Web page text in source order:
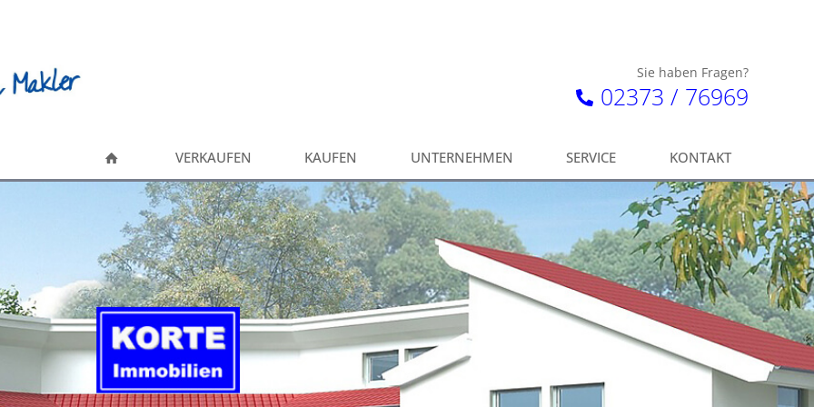
Sie haben Fragen?
02373 / 76969
VERKAUFEN KAUFEN UNTERNEHMEN SERVICE KONTAKT